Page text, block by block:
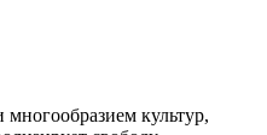
культур,